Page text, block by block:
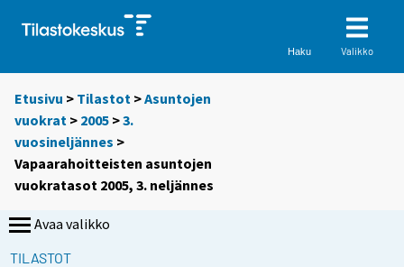
Haku Valikko
Etusivu > Tilastot >Asuntojen
vuokrat > 2005 >3.
vuosineljännes >
Vapaarahoitteisten asuntojen
vuokratasot 2005, 3. neljännes
Avaa valikko
TILASTOT